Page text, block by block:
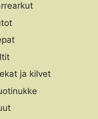
ja kilvet